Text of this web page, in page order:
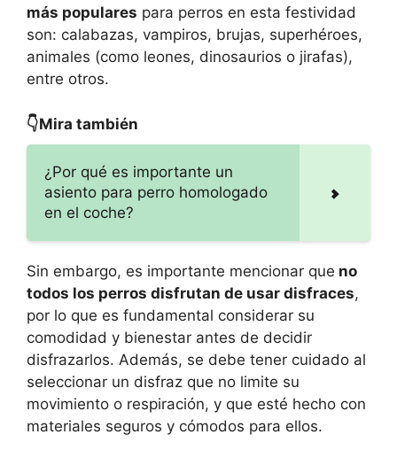
más populares para perros en esta festividad
son: calabazas, vampiros, brujas, superhéroes,
animales (como leones, dinosaurios o jirafas),
entre otros.
👇Mira también
¿Por qué es importante un
asiento para perro homologado
en el coche?
Sin embargo, es importante mencionar que no
todos los perros disfrutan de usar disfraces,
por lo que es fundamental considerar su
comodidad y bienestar antes de decidir
disfrazarlos. Además, se debe tener cuidado al
seleccionar un disfraz que no limite su
movimiento o respiración, y que esté hecho con
materiales seguros y cómodos para ellos.